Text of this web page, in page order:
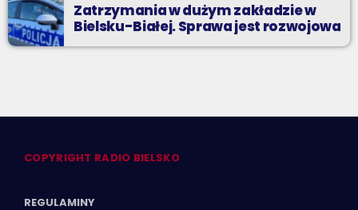
Zatrzymania w dużym zakładzie w
Bielsku-Białej. Sprawa jest rozwojowa
COPYRIGHT RADIO BIELSKO
REGULAMINY